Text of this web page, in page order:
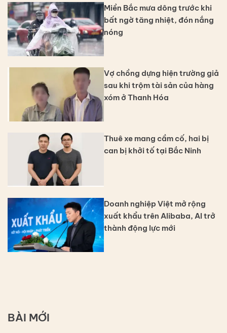
Miền Bắc mưa dông trước khi
bất ngờ tăng nhiệt, đón nắng
nóng
Vợ chồng dựng hiện trường giả
sau khi trộm tài sản của hàng
xóm ở Thanh Hóa
Thuê xe mang cầm cố, hai bị
can bị khởi tố tại Bắc Ninh
Doanh nghiệp Việt mở rộng
xuất khẩu trên Alibaba, AI trở
thành động lực mới
BÀI MỚI